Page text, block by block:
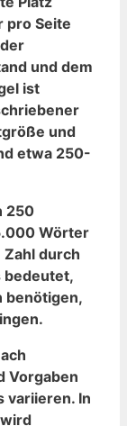
pro ​Seite
und ⁤dem
ist
‍und
etwa 250-
​250
Wörter
‍durch‍
bedeutet,
benötigen,
Vorgaben
variieren. In